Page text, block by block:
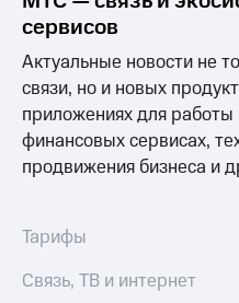
сервисов
Актуальные новости не
связи, но и новых
приложениях для
финансовых сервисах,
продвижения бизнеса и
Тарифы
Связь, ТВ и интернет